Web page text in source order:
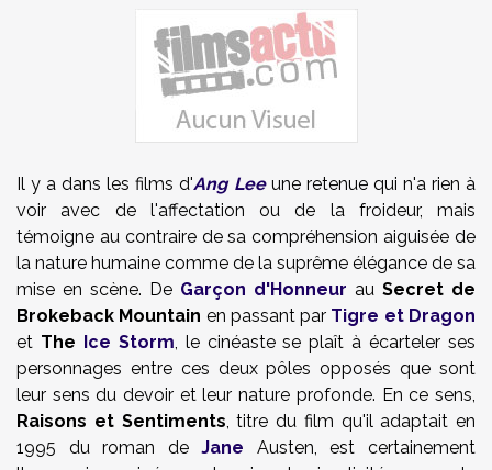
Il y a dans les films d'Ang Leeune retenue qui n'a rien à
voir avec de l'affectation ou de la froideur, mais
témoigne au contraire de sa compréhension aiguisée de
la nature humaine comme de la suprême élégance de sa
mise en scène. De Garçon d'Honneur au Secret de
Brokeback Mountain en passant par Tigre et Dragon
et The Ice Storm, le cinéaste se plaît à écarteler ses
personnages entre ces deux pôles opposés que sont
leur sens du devoir et leur nature profonde. En ce sens,
Raisons et Sentiments, titre du film qu'il adaptait en
1995 du roman deJane Austen, est certainement